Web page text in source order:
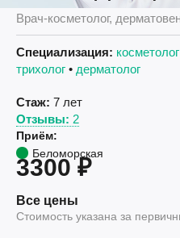
Врач-косметолог,
Специализация: косметолог
трихолог • дерматолог
Стаж: 7 лет
Отзывы: 2
Приём:
Беломорская
3300 ₽
Все цены
Стоимость указана за